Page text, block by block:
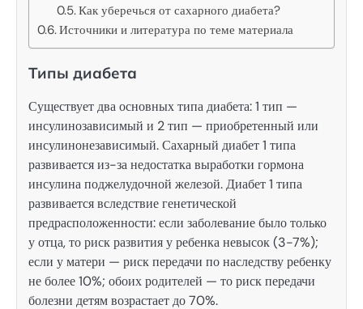
Как уберечься от сахарного диабета?
Источники и литература по теме материала
Типы диабета
Существует два основных типа диабета: 1 тип —
инсулинозависимый и 2 тип — приобретенный или
инсулинонезависимый. Сахарный диабет 1 типа
развивается из-за недостатка выработки гормона
инсулина поджелудочной железой. Диабет 1 типа
развивается вследствие генетической
предрасположенности: если заболевание было только
у отца, то риск развития у ребенка невысок (3-7%);
если у матери — риск передачи по наследству ребенку
не более 10%; обоих родителей — то риск передачи
болезни детям возрастает до 70%.